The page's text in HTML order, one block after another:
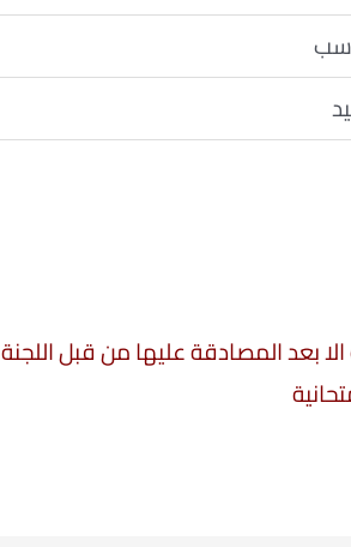
بعد المصادقة عليها من قبل اللجنة